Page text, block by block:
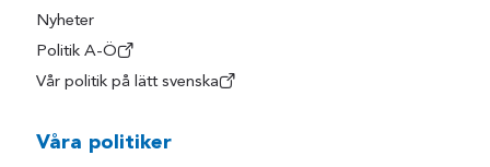
Boden
Gällivare
Haparanda
Kalix
Nyheter
Politik A-Ö
Vår politik på lätt svenska
Våra politiker